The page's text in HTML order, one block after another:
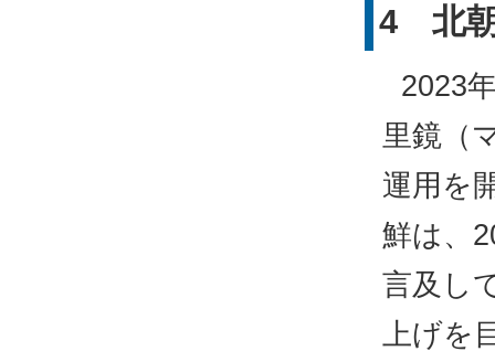
4 北
2023
里鏡（
運用を
鮮は、
言及し
上げを